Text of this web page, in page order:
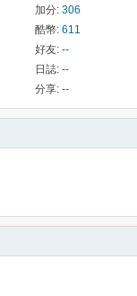
加分: 306
酷幣: 611
好友: --
日誌: --
分享: --